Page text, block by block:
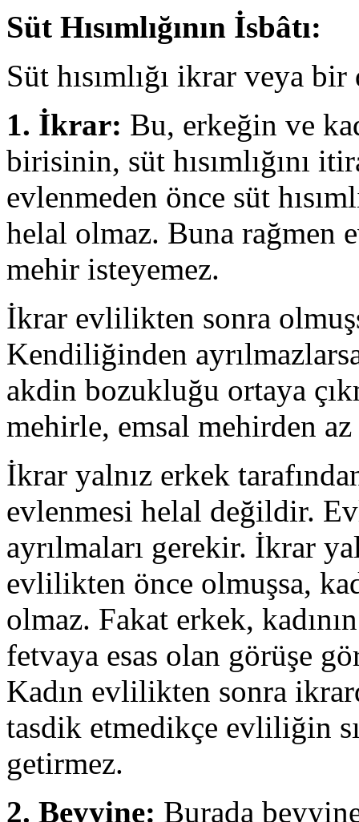
Süt Hısımlığının İsbâtı:
Süt hısımlığı ikrar veya
1. İkrar: Bu, erkeğin ve
birisinin, süt hısımlığını
evlenmeden önce süt
helal olmaz. Buna rağmen
mehir isteyemez.
İkrar evlilikten sonra
Kendiliğinden
akdin bozukluğu ortaya
mehirle, emsal mehirden az
İkrar yalnız erkek
evlenmesi helal değildir.
ayrılmaları gerekir. İkrar
evlilikten önce olmuşsa,
olmaz. Fakat erkek,
fetvaya esas olan görüşe
Kadın evlilikten sonra
tasdik etmedikçe evliliğin
getirmez.
2. Beyyine: Burada